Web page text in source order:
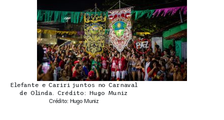
Elefante e Cariri juntos no Carnaval
de Olinda. Crédito: Hugo Muniz
Crédito: Hugo Muniz